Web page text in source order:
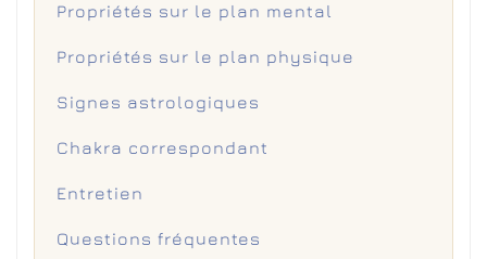
Propriétés sur le plan mental
Propriétés sur le plan physique
Signes astrologiques
Chakra correspondant
Entretien
Questions fréquentes